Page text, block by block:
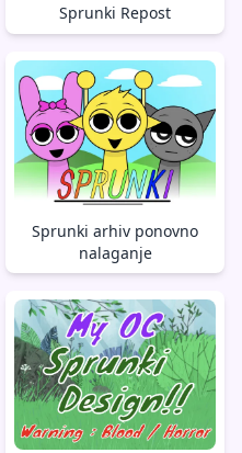
Sprunki Repost
Sprunki arhiv ponovno
nalaganje